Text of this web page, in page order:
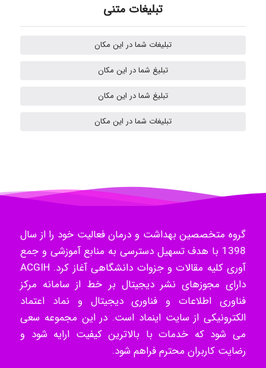
k.aryan
ilhan200
تبلیغات متنی
تبلیغات شما در این مکان
تبلیغ شما در این مکان
تبلیغ شما در این مکان
تبلیغات شما در این مکان
گروه متخصصین بهداشت و درمان فعالیت خود را از سال
1398 با هدف تسهیل دسترسی به منابع آموزشی و جمع
آوری کلیه مقالات و جزوات دانشگاهی آغاز کرد. ACGIH
دارای مجوزهای نشر دیجیتال بر خط از سامانه مرکز
فناوری اطلاعات و فناوری دیجیتال و نماد اعتماد
الکترونیکی از سایت اینماد است. در این مجموعه سعی
می شود که خدمات با بالاترین کیفیت ارایه شود و
رضایت کاربران محترم فراهم شود.